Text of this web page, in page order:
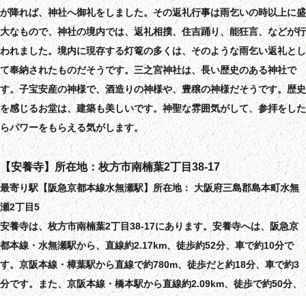
が降れば、神社へ御礼をしました。その返礼行事は雨乞いの時以上に盛
大なもので、神社の境内では、返礼相撲、住吉踊り、能狂言、などが行
われました。境内に現存する灯篭の多くは、そのような雨乞い返礼とし
て奉納されたものだそうです。三之宮神社は、長い歴史のある神社で
す。子宝安産の神様で、酒造りの神様や、豊穣の神様だそうです。歴史
を感じるお堂は、建築も美しいです。神聖な雰囲気がして、参拝をした
らパワーをもらえる気がします。
【安養寺】所在地：枚方市南楠葉2丁目38-17
最寄り駅【阪急京都本線水無瀬駅】所在地： 大阪府三島郡島本町水無
瀬2丁目5
安養寺は、枚方市南楠葉2丁目38-17にあります。安養寺へは、阪急京
都本線・水無瀬駅から、直線約2.17km、徒歩約52分、車で約10分で
す。京阪本線・樟葉駅から直線で約780m、徒歩だと約18分、車で約3
分です。また、京阪本線・橋本駅から直線約2.09km、徒歩で約50分、